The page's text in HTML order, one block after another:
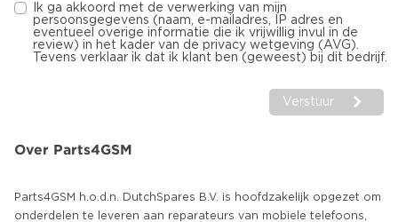
Ik ga akkoord met de verwerking van mijn
persoonsgegevens (naam, e-mailadres, IP adres en
eventueel overige informatie die ik vrijwillig invul in de
review) in het kader van de privacy wetgeving (AVG).
Tevens verklaar ik dat ik klant ben (geweest) bij dit bedrijf.
Verstuur
Over Parts4GSM
Parts4GSM h.o.d.n. DutchSpares B.V. is hoofdzakelijk opgezet om
onderdelen te leveren aan reparateurs van mobiele telefoons,